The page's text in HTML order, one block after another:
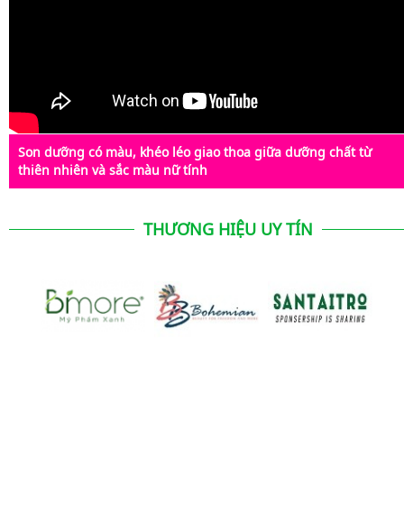
Son dưỡng có màu, khéo léo giao thoa giữa dưỡng chất từ
thiên nhiên và sắc màu nữ tính
THƯƠNG HIỆU UY TÍN